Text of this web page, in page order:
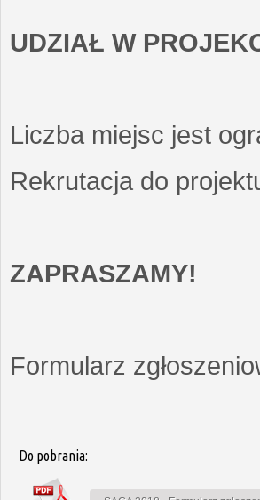
UDZIAŁ W
Liczba miejsc jest
Rekrutacja do
ZAPRASZAMY!
Formularz
Do pobrania: